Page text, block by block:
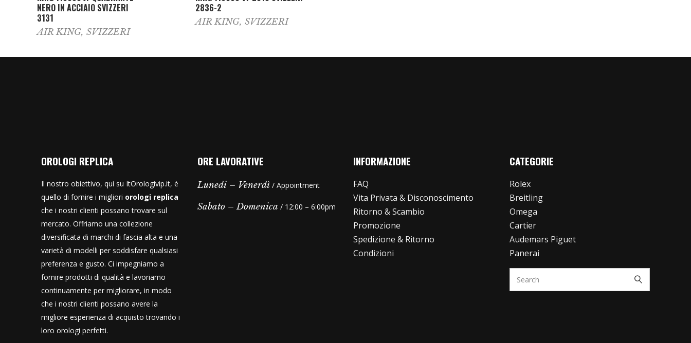
NERO IN ACCIAIO SVIZZERI
3131
AIR KING, SVIZZERI
2836-2
AIR KING, SVIZZERI
OROLOGI REPLICA
Il nostro obiettivo, qui su ItOrologivip.it, è
quello di fornire i migliori orologi replica
che i nostri clienti possano trovare sul
mercato. Offriamo una collezione
diversificata di marchi di fascia alta e una
varietà di modelli per soddisfare qualsiasi
preferenza e gusto. Ci impegniamo a
fornire prodotti di qualità e lavoriamo
continuamente per migliorare, in modo
che i nostri clienti possano avere la
migliore esperienza di acquisto trovando i
loro orologi perfetti.
ORE LAVORATIVE
Lunedi – Venerdì/ Appointment
Sabato – Domenica / 12:00 – 6:00pm
INFORMAZIONE
FAQ
Vita Privata & Disconoscimento
Ritorno & Scambio
Promozione
Spedizione & Ritorno
Condizioni
CATEGORIE
Rolex
Breitling
Omega
Cartier
Audemars Piguet
Panerai